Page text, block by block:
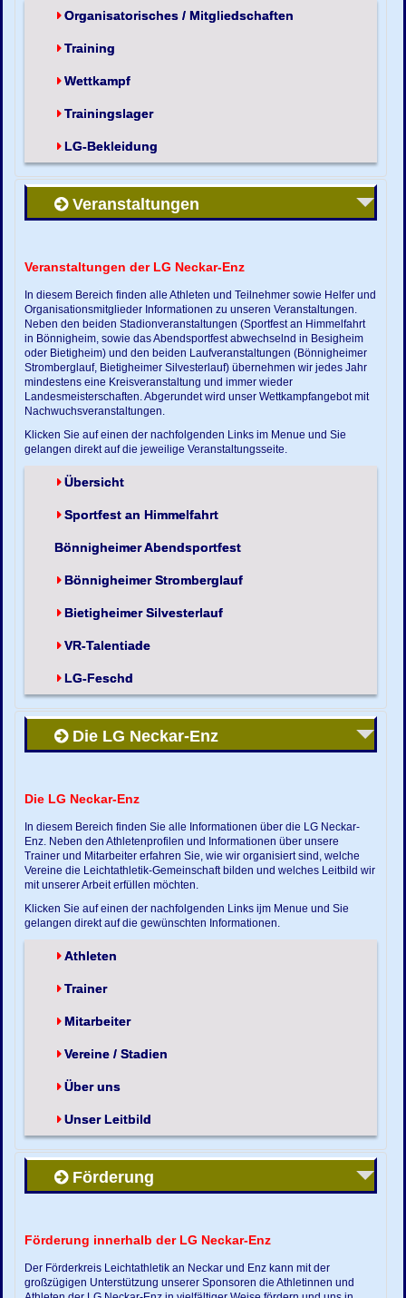
Organisatorisches / Mitgliedschaften
Training
Wettkampf
Trainingslager
LG-Bekleidung
Veranstaltungen
Veranstaltungen der LG Neckar-Enz
In diesem Bereich finden alle Athleten und Teilnehmer sowie Helfer und
Organisationsmitglieder Informationen zu unseren Veranstaltungen.
Neben den beiden Stadionveranstaltungen (Sportfest an Himmelfahrt
in Bönnigheim, sowie das Abendsportfest abwechselnd in Besigheim
oder Bietigheim) und den beiden Laufveranstaltungen (Bönnigheimer
Stromberglauf, Bietigheimer Silvesterlauf) übernehmen wir jedes Jahr
mindestens eine Kreisveranstaltung und immer wieder
Landesmeisterschaften. Abgerundet wird unser Wettkampfangebot mit
Nachwuchsveranstaltungen.
Klicken Sie auf einen der nachfolgenden Links im Menue und Sie
gelangen direkt auf die jeweilige Veranstaltungsseite.
Übersicht
Sportfest an Himmelfahrt
Bönnigheimer Abendsportfest
Bönnigheimer Stromberglauf
Bietigheimer Silvesterlauf
VR-Talentiade
LG-Feschd
Die LG Neckar-Enz
Die LG Neckar-Enz
In diesem Bereich finden Sie alle Informationen über die LG Neckar-
Enz. Neben den Athletenprofilen und Informationen über unsere
Trainer und Mitarbeiter erfahren Sie, wie wir organisiert sind, welche
Vereine die Leichtathletik-Gemeinschaft bilden und welches Leitbild wir
mit unserer Arbeit erfüllen möchten.
Klicken Sie auf einen der nachfolgenden Links ijm Menue und Sie
gelangen direkt auf die gewünschten Informationen.
Athleten
Trainer
Mitarbeiter
Vereine / Stadien
Über uns
Unser Leitbild
Förderung
Förderung innerhalb der LG Neckar-Enz
Der Förderkreis Leichtathletik an Neckar und Enz kann mit der
großzügigen Unterstützung unserer Sponsoren die Athletinnen und